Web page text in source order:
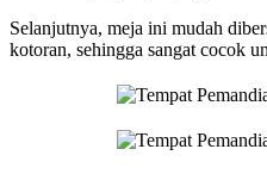
Selanjutnya, meja ini mudah
kotoran, sehingga sangat cocok